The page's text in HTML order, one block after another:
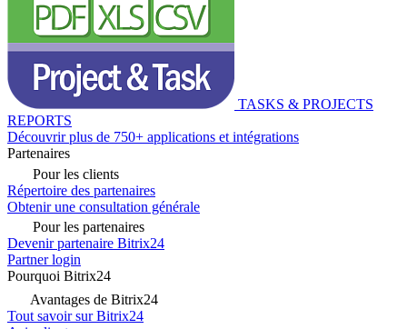
TASKS & PROJECTS
REPORTS
Découvrir plus de 750+ applications et intégrations
Partenaires
Pour les clients
Répertoire des partenaires
Obtenir une consultation générale
Pour les partenaires
Devenir partenaire Bitrix24
Partner login
Pourquoi Bitrix24
Avantages de Bitrix24
Tout savoir sur Bitrix24